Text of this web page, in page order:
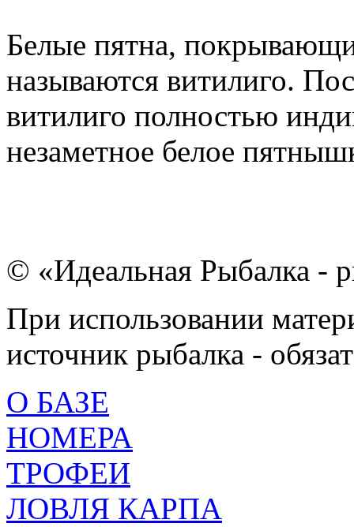
Белые пятна,
называются витилиго.
витилиго полностью
незаметное белое
© «Идеальная Рыбалка -
При использовании
источник рыбалка -
О БАЗЕ
НОМЕРА
ТРОФЕИ
ЛОВЛЯ КАРПА